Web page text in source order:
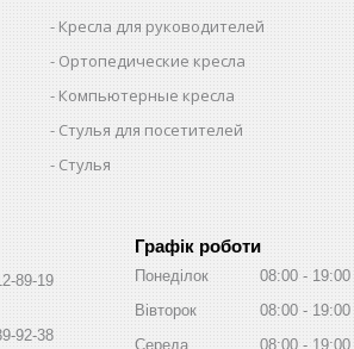
Кресла для руководителей
Ортопедические кресла
Компьютерные кресла
Стулья для посетителей
Стулья
89-19
92-38
Графік роботи
Понеділок 08:00
19:00
Вівторок
08:00
19:00
Середа
08:00 19:00